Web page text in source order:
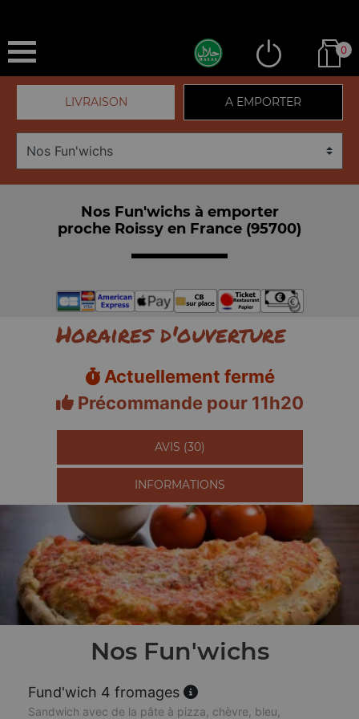
0
LIVRAISON A EMPORTER
Nos Fun'wichs à emporter
proche Roissy en France (95700)
Horaires d'ouverture
Actuellement fermé
Précommande pour 11h20
AVIS (30)
INFORMATIONS
Nos Fun'wichs
Fund'wich 4 fromages
Sandwich avec de la pâte à pizza, chèvre, bleu,